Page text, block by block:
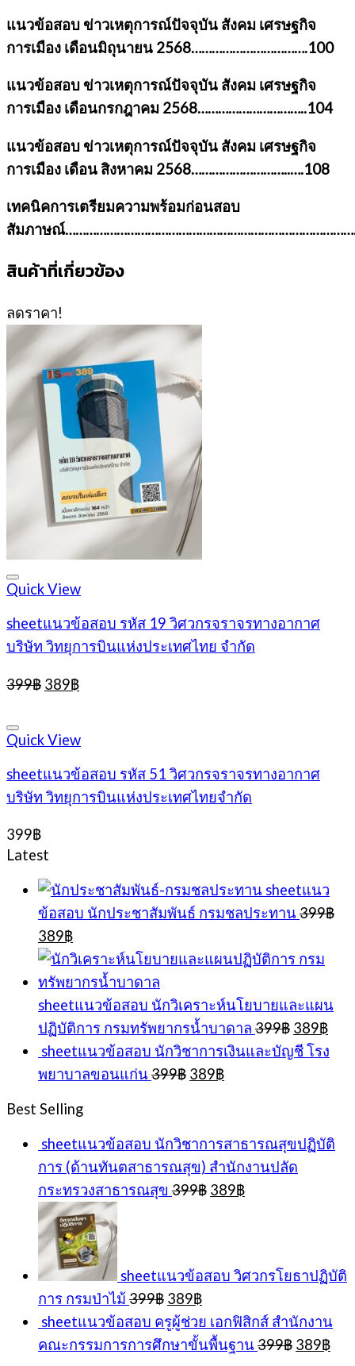
แนวข้อสอบ ข่าวเหตุการณ์ปัจจุบัน สังคม เศรษฐกิจ
การเมือง เดือนมิถุนายน 2568…………………………….100
แนวข้อสอบ ข่าวเหตุการณ์ปัจจุบัน สังคม เศรษฐกิจ
การเมือง เดือนกรกฎาคม 2568…………………………..104
แนวข้อสอบ ข่าวเหตุการณ์ปัจจุบัน สังคม เศรษฐกิจ
การเมือง เดือน สิงหาคม 2568………………………..….108
เทคนิคการเตรียมความพร้อมก่อนสอบ
สัมภาษณ์
สินค้าที่เกี่ยวข้อง
ลดราคา!
Quick View
sheetแนวข้อสอบ รหัส 19 วิศวกรจราจรทางอากาศ
บริษัท วิทยุการบินแห่งประเทศไทย จำกัด
399฿ Original
399฿.
389฿Current
389฿.
Quick View
sheetแนวข้อสอบ รหัส 51 วิศวกรจราจรทางอากาศ
บริษัท วิทยุการบินแห่งประเทศไทยจำกัด
399฿
Latest
sheetแนว
ข้อสอบ นักประชาสัมพันธ์ กรมชลประทาน 399฿
Original
price
was:
399฿.
389฿Current
price
is:
389฿.
sheetแนวข้อสอบ นักวิเคราะห์นโยบายและแผน
ปฏิบัติการ กรมทรัพยากรน้ำบาดาล 399฿ Original
price
was:
389฿
is:
sheetแนวข้อสอบ นักวิชาการเงินและบัญชี โรง
พยาบาลขอนแก่น 399฿ Original
389฿Current
Best Selling
sheetแนวข้อสอบ นักวิชาการสาธารณสุขปฏิบัติ
การ (ด้านทันตสาธารณสุข) สำนักงานปลัด
กระทรวงสาธารณสุข 399฿ Original
389฿Current
sheetแนวข้อสอบ วิศวกรโยธาปฏิบัติ
การ กรมป่าไม้399฿ Original
price
was:
399฿.
389฿Current
price
is:
389฿.
sheetแนวข้อสอบ ครูผู้ช่วย เอกฟิสิกส์ สำนักงาน
คณะกรรมการการศึกษาขั้นพื้นฐาน 399฿ Original
389฿